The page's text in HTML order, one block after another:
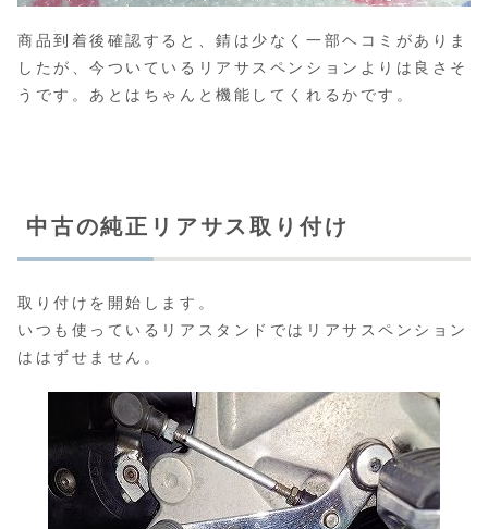
商品到着後確認すると、錆は少なく一部ヘコミがありま
したが、今ついているリアサスペンションよりは良さそ
うです。あとはちゃんと機能してくれるかです。
中古の純正リアサス取り付け
取り付けを開始します。
いつも使っているリアスタンドではリアサスペンション
ははずせません。